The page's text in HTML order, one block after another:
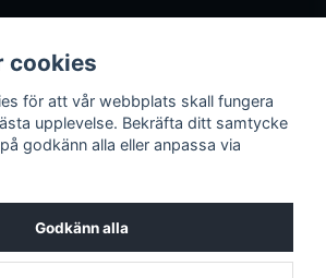
cookies
för att vår webbplats skall fungera
upplevelse. Bekräfta ditt samtycke
godkänn alla eller anpassa via
Godkänn alla